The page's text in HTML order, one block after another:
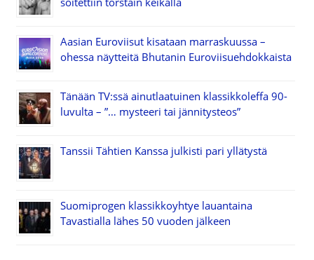
Aasian Euroviisut kisataan marraskuussa –
ohessa näytteitä Bhutanin Euroviisuehdokkaista
Tänään TV:ssä ainutlaatuinen klassikkoleffa 90-
luvulta – ”… mysteeri tai jännitysteos”
Tanssii Tähtien Kanssa julkisti pari yllätystä
Suomiprogen klassikkoyhtye lauantaina
Tavastialla lähes 50 vuoden jälkeen